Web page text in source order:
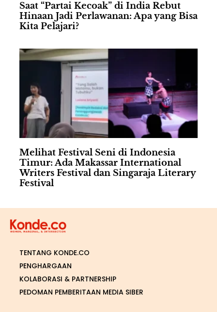
Saat “Partai Kecoak” di India Rebut
Hinaan Jadi Perlawanan: Apa yang Bisa
Kita Pelajari?
Melihat Festival Seni di Indonesia
Timur: Ada Makassar International
Writers Festival dan Singaraja Literary
Festival
TENTANG KONDE.CO
PENGHARGAAN
KOLABORASI & PARTNERSHIP
PEDOMAN PEMBERITAAN MEDIA SIBER